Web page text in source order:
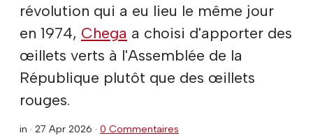
révolution qui a eu lieu le même jour
en 1974, Chega a choisi d'apporter des
œillets verts à l'Assemblée de la
République plutôt que des œillets
rouges.
in · 27 Apr 2026 · 0 Commentaires